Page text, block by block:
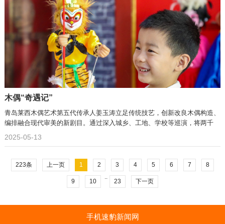
木偶“奇遇记”
青岛莱西木偶艺术第五代传承人姜玉涛立足传统技艺，创新改良木偶构造、
编排融合现代审美的新剧目。通过深入城乡、工地、学校等巡演，将两千
2025-05-13
223条 上一页 1 2 3 4 5 6 7 8
9 10
..
23 下一页
手机速豹新闻网